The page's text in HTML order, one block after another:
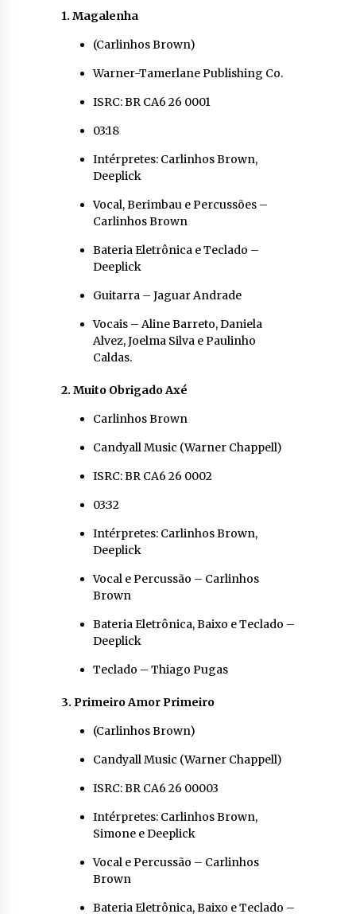
1. Magalenha
(Carlinhos Brown)
Warner-Tamerlane Publishing Co.
ISRC: BR CA6 26 0001
03:18
Intérpretes: Carlinhos Brown,
Deeplick
Vocal, Berimbau e Percussões –
Carlinhos Brown
Bateria Eletrônica e Teclado –
Deeplick
Guitarra – Jaguar Andrade
Vocais – Aline Barreto, Daniela
Alvez, Joelma Silva e Paulinho
Caldas.
2. Muito Obrigado Axé
Carlinhos Brown
Candyall Music (Warner Chappell)
ISRC: BR CA6 26 0002
03:32
Intérpretes: Carlinhos Brown,
Deeplick
Vocal e Percussão – Carlinhos
Brown
Bateria Eletrônica, Baixo e Teclado –
Deeplick
Teclado – Thiago Pugas
3. Primeiro Amor Primeiro
(Carlinhos Brown)
Candyall Music (Warner Chappell)
ISRC: BR CA6 26 00003
Intérpretes: Carlinhos Brown,
Simone e Deeplick
Vocal e Percussão – Carlinhos
Brown
Bateria Eletrônica, Baixo e Teclado –